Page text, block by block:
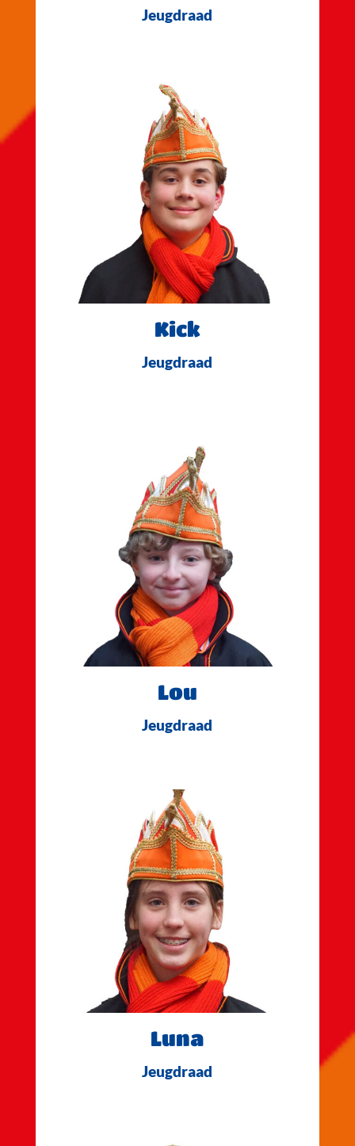
Jeugdraad
Kick
Jeugdraad
Lou
Jeugdraad
Luna
Jeugdraad